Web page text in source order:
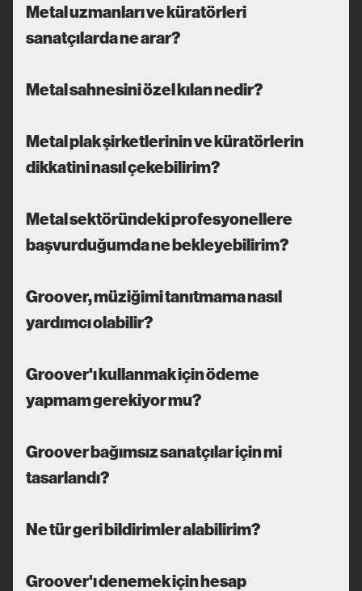
Metal uzmanları ve küratörleri
sanatçılarda ne arar?
Metal sahnesini özel kılan nedir?
Metal plak şirketlerinin ve küratörlerin
dikkatini nasıl çekebilirim?
Metal sektöründeki profesyonellere
başvurduğumda ne bekleyebilirim?
Groover, müziğimi tanıtmama nasıl
yardımcı olabilir?
Groover'ı kullanmak için ödeme
yapmam gerekiyor mu?
Groover bağımsız sanatçılar için mi
tasarlandı?
Ne tür geri bildirimler alabilirim?
Groover'ı denemek için hesap